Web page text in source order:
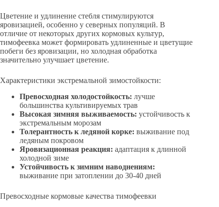
Цветение и удлинение стебля стимулируются
яровизацией, особенно у северных популяций. В
отличие от некоторых других кормовых культур,
тимофеевка может формировать удлиненные и цветущие
побеги без яровизации, но холодная обработка
значительно улучшает цветение.
Характеристики экстремальной зимостойкости:
Превосходная холодостойкость: лучше
большинства культивируемых трав
Высокая зимняя выживаемость: устойчивость к
экстремальным морозам
Толерантность к ледяной корке: выживание под
ледяным покровом
Яровизационная реакция: адаптация к длинной
холодной зиме
Устойчивость к зимним наводнениям:
выживание при затоплении до 30-40 дней
Превосходные кормовые качества тимофеевки